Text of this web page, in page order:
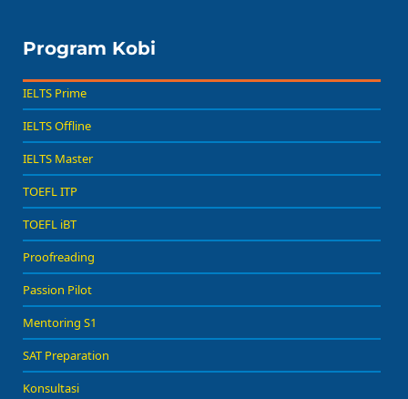
Program Kobi
IELTS Prime
IELTS Offline
IELTS Master
TOEFL ITP
TOEFL iBT
Proofreading
Passion Pilot
Mentoring S1
SAT Preparation
Konsultasi